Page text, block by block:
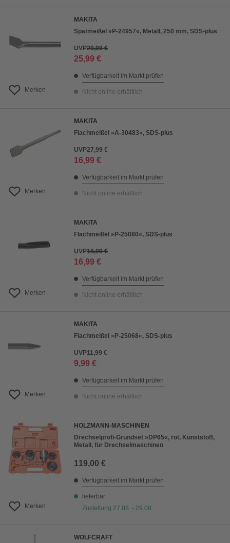
Merken
MAKITA
Spatmeißel »P-24957«, Metall, 250 mm, SDS-plus
UVP29,99 €
25,99 €
Verfügbarkeit im Markt prüfen
Nicht online erhältlich
Merken
MAKITA
Flachmeißel »A-30483«, SDS-plus
UVP27,99 €
16,99 €
Verfügbarkeit im Markt prüfen
Nicht online erhältlich
Merken
MAKITA
Flachmeißel »P-25080«, SDS-plus
UVP18,99 €
16,99 €
Verfügbarkeit im Markt prüfen
Nicht online erhältlich
Merken
MAKITA
Flachmeißel »P-25068«, SDS-plus
UVP11,99 €
9,99 €
Verfügbarkeit im Markt prüfen
Nicht online erhältlich
Merken
HOLZMANN-MASCHINEN
Drechselprofi-Grundset »DP65«, rot, Kunststoff,
Metall, für Drechselmaschinen
119,00 €
Verfügbarkeit im Markt prüfen
lieferbar
Zustellung 27.08. - 29.08.
WOLFCRAFT